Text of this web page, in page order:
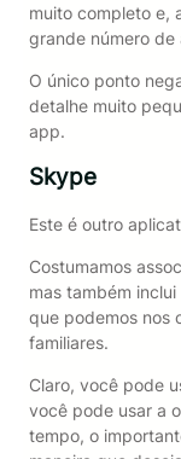
muito completo e,
grande número de
O único ponto
detalhe muito
app.
Skype
Este é outro
Costumamos
mas também
que podemos nos
familiares.
Claro, você pode
você pode usar a
tempo, o